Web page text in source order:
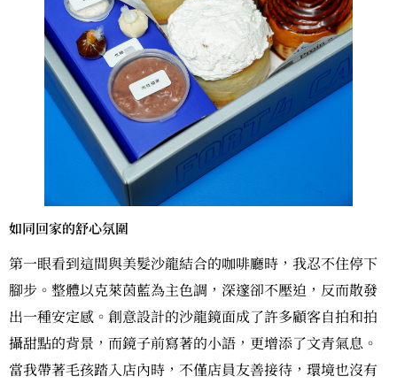
如同回家的舒心氛圍
第一眼看到這間與美髮沙龍結合的咖啡廳時，我忍不住停下
腳步。整體以克萊茵藍為主色調，深邃卻不壓迫，反而散發
出一種安定感。創意設計的沙龍鏡面成了許多顧客自拍和拍
攝甜點的背景，而鏡子前寫著的小語，更增添了文青氣息。
當我帶著毛孩踏入店內時，不僅店員友善接待，環境也沒有